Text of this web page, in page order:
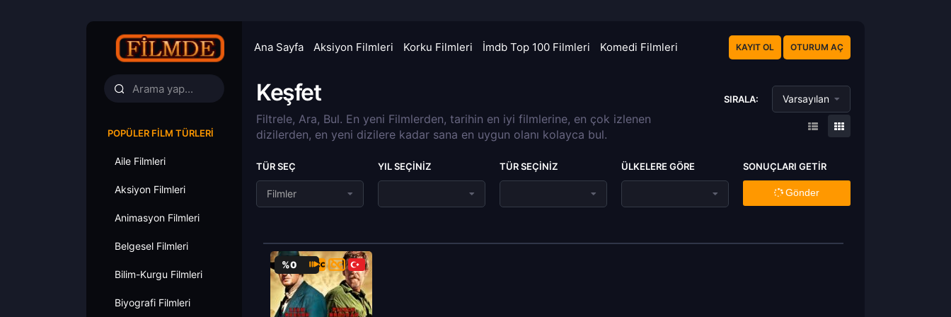
Ana Sayfa Aksiyon Filmleri Korku Filmleri İmdb Top 100 Filmleri Komedi Filmleri KAYIT OL OTURUM AÇ
POPÜLER FILM TÜRLERI
Aile Filmleri
Aksiyon Filmleri
Animasyon Filmleri
Belgesel Filmleri
Bilim-Kurgu Filmleri
Biyografi Filmleri
Keşfet
Filtrele, Ara, Bul. En yeni Filmlerden, tarihin en iyi filmlerine, en çok izlenen
dizilerden, en yeni dizilere kadar sana en uygun olanı kolayca bul.
SIRALA: Varsayılan
TÜR SEÇ
Filmler
YIL SEÇINIZ TÜR SEÇINIZ ÜLKELERE GÖRE SONUÇLARI GETIR
Gönder
%0